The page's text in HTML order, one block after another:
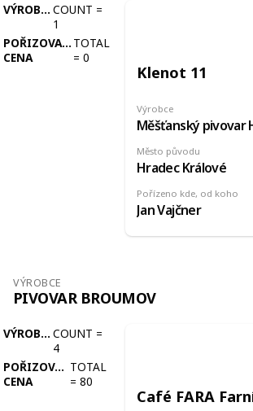
VÝROBCE COUNT =
1
POŘIZOVACÍ
CENA
TOTAL
= 0
Klenot 11
Výrobce
Pořízeno kde, od koho
Jan Vajčner
Město původu
Hradec Králové
VÝROBCE
PIVOVAR BROUMOV
VÝROBCE COUNT =
4
POŘIZOVACÍ
CENA
TOTAL
=80
Café FARA